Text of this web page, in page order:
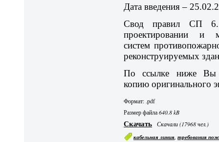
Дата введения –
Свод правил СП
проектировании и
систем
реконструируемых
По ссылке ниже Вы
копию оригинального
Формат: .pdf
Размер файла640.8 kB
Скачать Скачали (17968 чел.)
кабельная линия,требования